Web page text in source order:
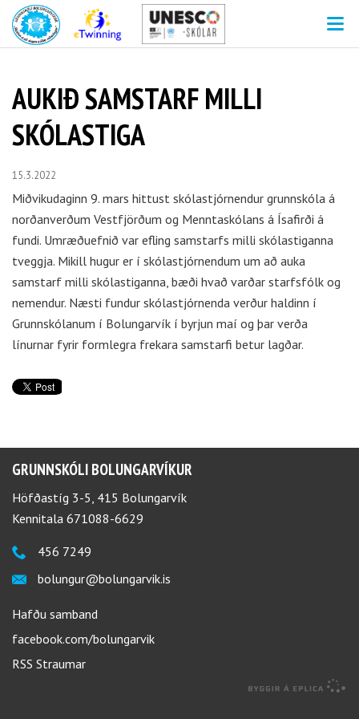
AUKIÐ SAMSTARF MILLI
SKÓLASTIGA
15.3.2022
Miðvikudaginn 9. mars hittust skólastjórnendur grunnskóla á
norðanverðum Vestfjörðum og Menntaskólans á Ísafirði á
fundi. Umræðuefnið var efling samstarfs milli skólastiganna
tveggja. Mikill hugur er í skólastjórnendum um að auka
samstarf milli skólastiganna, bæði hvað varðar starfsfólk og
nemendur. Næsti fundur skólastjórnenda verður haldinn í
Grunnskólanum í Bolungarvík í byrjun maí og þar verða
línurnar fyrir formlegra frekara samstarfi betur lagðar.
GRUNNSKÓLI BOLUNGARVÍKUR
Höfðastíg 3-5, 415 Bolungarvík
Kennitala 671088-6629
456 7249
bolungur@bolungarvik.is
Hafðu samband
facebook.com/bolungarvik
RSS Straumar